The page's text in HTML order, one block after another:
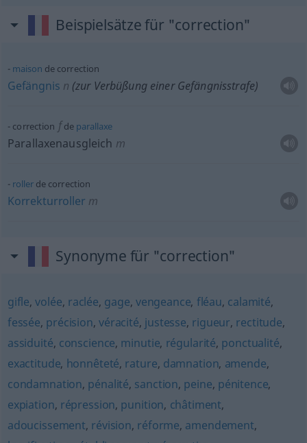
Beispielsätze für "correction"
maison de correction
Gefängnis n (zur Verbüßung einer Gefängnisstrafe)
correction fde parallaxe
Parallaxenausgleich m
rollerde correction
Korrekturroller m
Synonyme für "correction"
gifle,volée, raclée, gage, vengeance, fléau, calamité,
fessée, précision,véracité, justesse, rigueur, rectitude,
assiduité, conscience, minutie, régularité, ponctualité,
exactitude, honnêteté, rature, damnation, amende,
condamnation, pénalité, sanction, peine, pénitence,
expiation, répression, punition, châtiment,
adoucissement, révision, réforme, amendement,